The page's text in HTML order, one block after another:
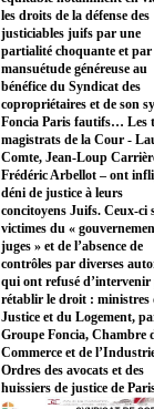
les droits de la défense des
justiciables juifs par une
partialité choquante et par
mansuétude généreuse au
bénéfice du Syndicat des
copropriétaires et de son
Foncia Paris fautifs… Les
magistrats de la Cour -
Comte, Jean-Loup
Frédéric Arbellot – ont
déni de justice à leurs
concitoyens Juifs. Ceux-ci
victimes du «
juges » et de l’absence de
contrôles par diverses
qui ont refusé
rétablir le droit : ministres
Justice et du Logement,
Groupe Foncia, Chambre
Commerce et de
Ordres des avocats et des
huissiers de justice de